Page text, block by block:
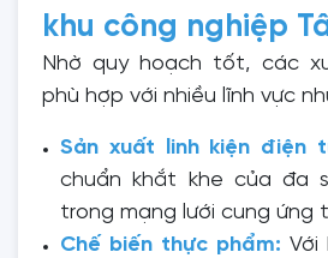
khu công nghiệp
Nhờ quy hoạch tốt, các
phù hợp với nhiều lĩnh vực
Sản xuất linh kiện điện
chuẩn khắt khe của đa
trong mạng lưới cung ứng
Chế biến thực phẩm: